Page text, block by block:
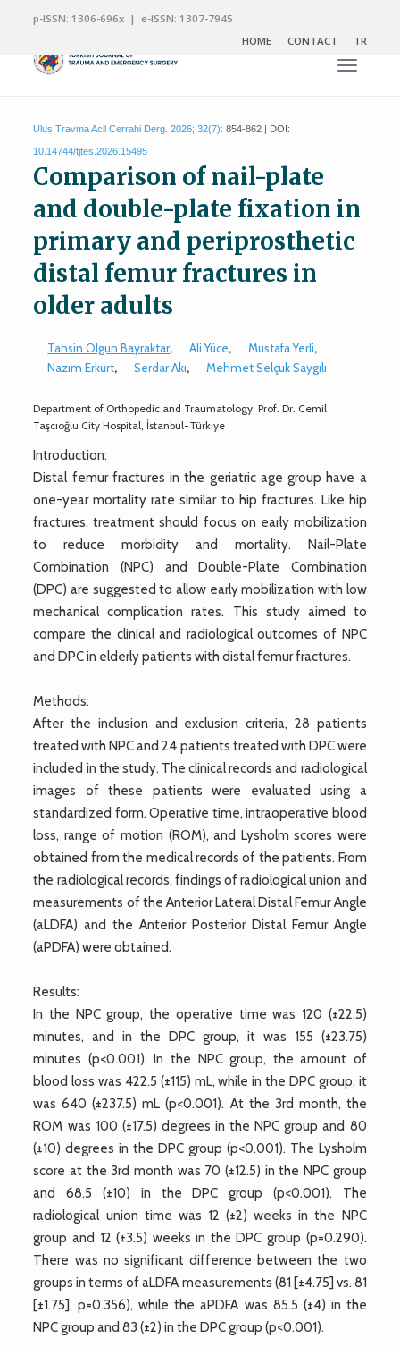
p-ISSN: 1306-696x | e-ISSN: 1307-7945
HOME
CONTACT TR
Toggle
Ulus Travma Acil Cerrahi Derg. 2026; 32(7): 854-862 | DOI:
10.14744/tjtes.2026.15495
Comparison of nail-plate
and double-plate fixation in
primary and periprosthetic
distal femur fractures in
older adults
Tahsin Olgun Bayraktar, Ali Yüce, Mustafa Yerli,
Nazım Erkurt, Serdar Akı, Mehmet Selçuk Saygılı
Department of Orthopedic and Traumatology, Prof. Dr. Cemil
Taşcıoğlu City Hospital, İstanbul-Türkiye
Introduction:
Distal femur fractures in the geriatric age group have a
one-year mortality rate similar to hip fractures. Like hip
fractures, treatment should focus on early mobilization
to reduce morbidity and mortality. Nail-Plate
Combination (NPC) and Double-Plate Combination
(DPC) are suggested to allow early mobilization with low
mechanical complication rates. This study aimed to
compare the clinical and radiological outcomes of NPC
and DPC in elderly patients with distal femur fractures.
Methods:
After the inclusion and exclusion criteria, 28 patients
treated with NPC and 24 patients treated with DPC were
included in the study. The clinical records and radiological
images of these patients were evaluated using a
standardized form. Operative time, intraoperative blood
loss, range of motion (ROM), and Lysholm scores were
obtained from the medical records of the patients. From
the radiological records, findings of radiological union and
measurements of the Anterior Lateral Distal Femur Angle
(aLDFA) and the Anterior Posterior Distal Femur Angle
(aPDFA) were obtained.
Results:
In the NPC group, the operative time was 120 (±22.5)
minutes, and in the DPC group, it was 155 (±23.75)
minutes (p<0.001). In the NPC group, the amount of
blood loss was 422.5 (±115) mL, while in the DPC group, it
was 640 (±237.5) mL (p<0.001). At the 3rd month, the
ROM was 100 (±17.5) degrees in the NPC group and 80
(±10) degrees in the DPC group (p<0.001). The Lysholm
score at the 3rd month was 70 (±12.5) in the NPC group
and 68.5 (±10) in the DPC group (p<0.001). The
radiological union time was 12 (±2) weeks in the NPC
group and 12 (±3.5) weeks in the DPC group (p=0.290).
There was no significant difference between the two
groups in terms of aLDFA measurements (81 [±4.75] vs. 81
[±1.75], p=0.356), while the aPDFA was 85.5 (±4) in the
NPC group and 83 (±2) in the DPC group (p<0.001).